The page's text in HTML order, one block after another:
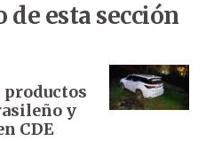
esta sección
y
CDE